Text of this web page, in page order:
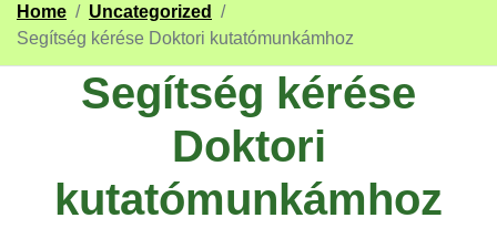
Home / Uncategorized
/
Segítség kérése Doktori kutatómunkámhoz
Segítség kérése
Doktori
kutatómunkámhoz